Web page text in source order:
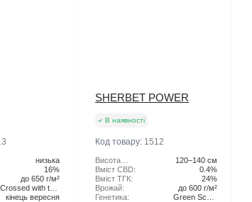
низька
16%
до 650 г/м²
Crossed with two
Skunk pheno
кінець вересня
SHERBET POWER
В наявності
Код товару: 1512
Висота
рослини:
120–140 см
Вміст CBD:
0.4%
Вміст ТГК:
24%
Врожай:
до 600 г/м²
Генетика:
Green Scout